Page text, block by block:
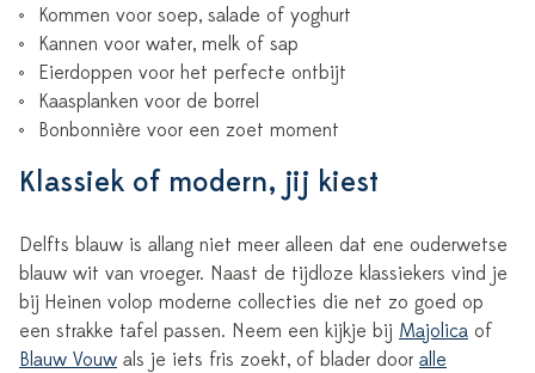
Kommen voor soep, salade of yoghurt
Kannen voor water, melk of sap
Eierdoppen voor het perfecte ontbijt
Kaasplanken voor de borrel
Bonbonnière voor een zoet moment
Klassiek of modern, jij kiest
Delfts blauw is allang niet meer alleen dat ene ouderwetse
blauw wit van vroeger. Naast de tijdloze klassiekers vind je
bij Heinen volop moderne collecties die net zo goed op
een strakke tafel passen. Neem een kijkje bij Majolica of
Blauw Vouw als je iets fris zoekt, of blader door alle